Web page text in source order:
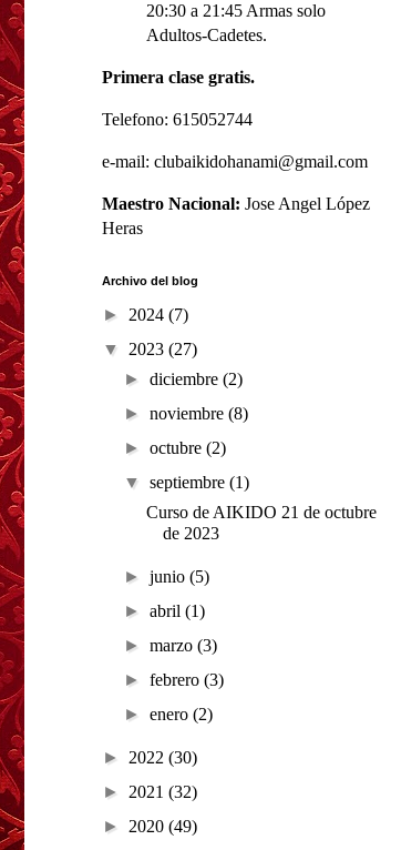
20:30 a 21:45 Armas solo
Adultos-Cadetes.
Primera clase gratis.
Telefono: 615052744
e-mail: clubaikidohanami@gmail.com
Maestro Nacional: Jose Angel López
Heras
Archivo del blog
► 2024 (7)
▼ 2023 (27)
►diciembre(2)
►noviembre(8)
►octubre(2)
▼septiembre(1)
Curso de AIKIDO 21 de octubre
de 2023
►junio(5)
►abril(1)
►marzo(3)
►febrero(3)
►enero(2)
► 2022 (30)
► 2021 (32)
► 2020 (49)